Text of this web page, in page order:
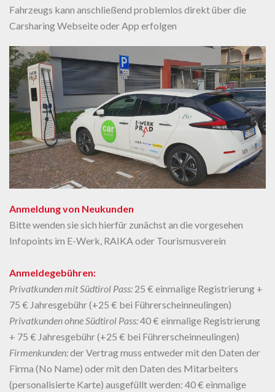
Fahrzeugs kann anschließend problemlos direkt über die
Carsharing Webseite oder App erfolgen
Anmeldung von Neukunden
Bitte wenden sie sich hierfür zunächst an die vorgesehen
Infopoints im E-Werk, RAIKA oder Tourismusverein
Anmeldegebühren:
Privatkunden mit Südtirol Pass: 25 € einmalige Registrierung +
75 € Jahresgebühr (+25 € bei Führerscheinneulingen)
Privatkunden ohne Südtirol Pass:40 € einmalige Registrierung
+ 75 € Jahresgebühr (+25 € bei Führerscheinneulingen)
Firmenkunden:der Vertrag muss entweder mit den Daten der
Firma (No Name) oder mit den Daten des Mitarbeiters
(personalisierte Karte) ausgefüllt werden: 40 € einmalige